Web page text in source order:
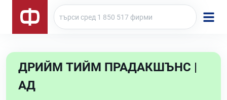
ДРИЙМ ТИЙМ ПРАДАКШЪНС |
АД